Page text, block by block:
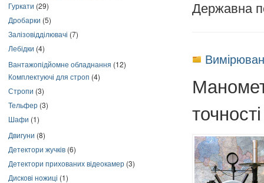
Гуркати (29)
Дробарки (5)
Залізовідділювачі (7)
Лебідки (4)
Вантажопідйомне обладнання (12)
Комплектуючі для строп (4)
Стропи (3)
Тельфер (3)
Шафи (1)
Двигуни (8)
Детектори жучків (6)
Детектори прихованих відеокамер (3)
Дискові ножиці (1)
Державна